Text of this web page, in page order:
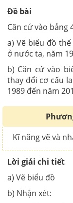
Đề bài
Căn cứ vào bảng
a) Vẽ biểu đồ
ở nước ta, năm
b) Căn cứ vào
thay đổi cơ cấu
1989 đến năm
Kĩ năng vẽ và
Lời giải chi tiết
a) Vẽ biểu đồ
b) Nhận xét: